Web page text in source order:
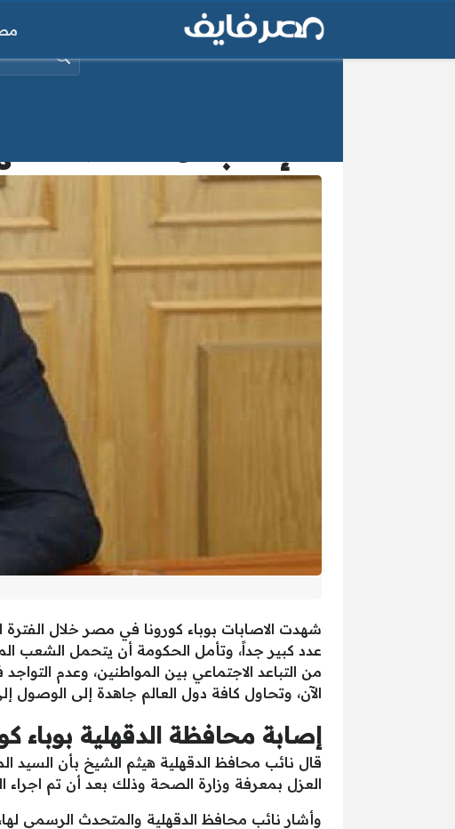
عدد كبير جداً، وتأمل الحكومة أن يتحمل الشعب
من التباعد الاجتماعي بين المواطنين، وعدم
الآن، وتحاول كافة دول العالم جاهدة إلى
إصابة محافظة الدقهلية بوباء
العزل بمعرفة وزارة الصحة وذلك بعد أن تم اجراء
وأشار نائب محافظ الدقهلية والمتحدث الرسمي